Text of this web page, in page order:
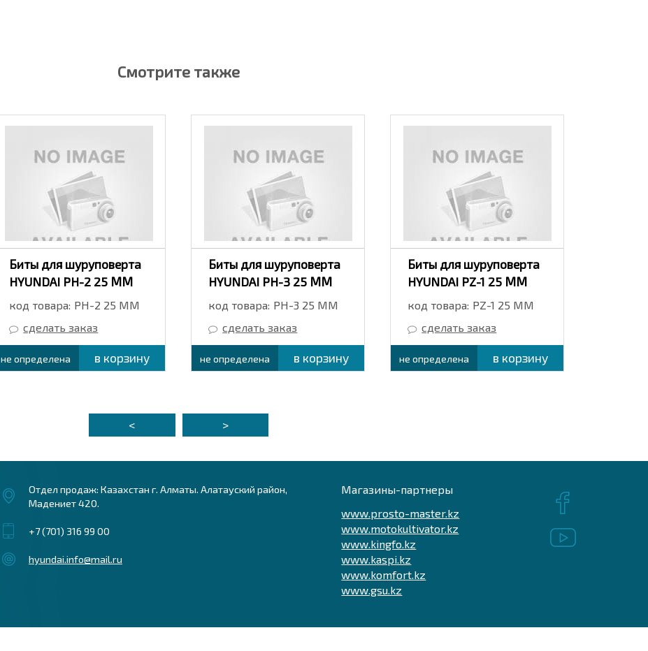
Смотрите также
Биты для шуруповерта
HYUNDAI PH-2 25 ММ
код товара: PH-2 25 ММ
сделать заказ
не определена в корзину
Биты для шуруповерта
HYUNDAI PH-3 25 ММ
код товара: PH-3 25 ММ
сделать заказ
не определена в корзину
Биты для шуруповерта
HYUNDAI PZ-1 25 ММ
код товара: PZ-1 25 ММ
сделать заказ
не определена в корзину
< >
Отдел продаж: Казахстан г. Алматы. Алатауский район,
Мадениет 420.
+7 (701) 316 99 00
hyundai.info@mail.ru
Магазины-партнеры
www.prosto-master.kz
www.motokultivator.kz
www.kingfo.kz
www.kaspi.kz
www.komfort.kz
www.gsu.kz